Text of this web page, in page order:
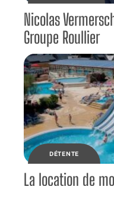
Nicolas
Groupe Roullier
DÉTENTE
La location de